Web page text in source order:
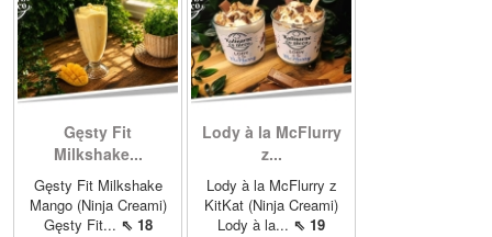
Gęsty Fit
Milkshake...
Gęsty Fit Milkshake
Mango (Ninja Creami)
Gęsty Fit... ⇖ 18
Lody à la McFlurry
z...
Lody à la McFlurry z
KitKat (Ninja Creami)
Lody à la... ⇖ 19